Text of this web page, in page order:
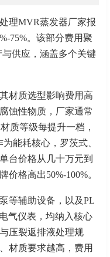
理MVR蒸发器厂家报
75%。该部分费用聚
供应，涵盖多个关键
材质选型影响费用高
蚀性物质，厂家通常
质等级每提升一档，
能耗核心，罗茨式、
台价格从几十万元到
价格高出50%-100%。
等辅助设备，以及PL
气仪表，均纳入核心
压裂返排液处理规
材质要求越高，费用